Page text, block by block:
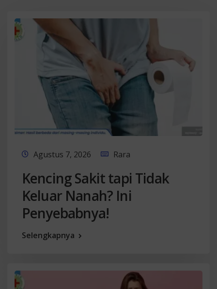
Agustus 7, 2026 Rara
Kencing Sakit tapi Tidak
Keluar Nanah? Ini
Penyebabnya!
Selengkapnya